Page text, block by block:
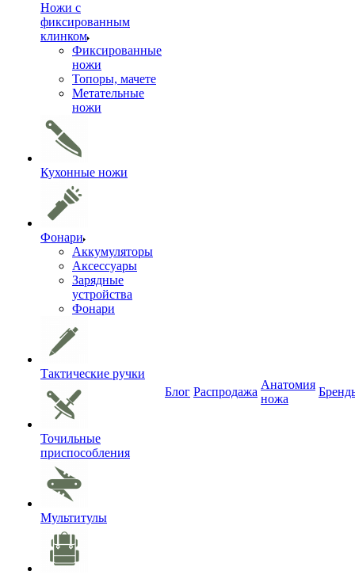
Ножи с
фиксированным
клинком
Фиксированные
ножи
Топоры, мачете
Метательные
ножи
Кухонные ножи
Фонари
Аккумуляторы
Аксессуары
Зарядные
устройства
Фонари
Тактические ручки
Точильные
приспособления
Мультитулы
Блог Распродажа
Анатомия
ножа